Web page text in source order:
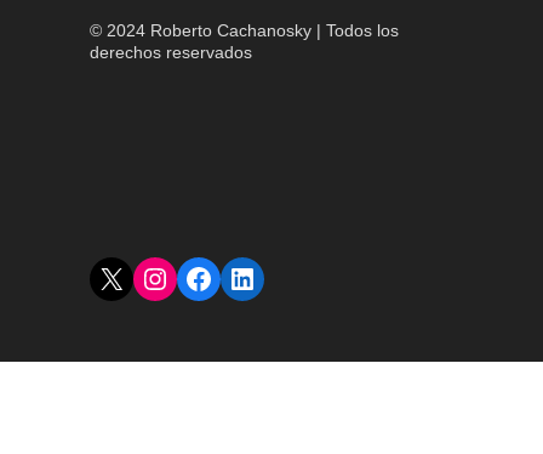
© 2024 Roberto Cachanosky | Todos los
derechos reservados
X Instagram
Facebook
LinkedIn